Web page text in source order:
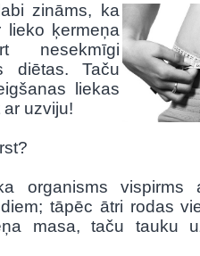
zināms, ka
lieko ķermeņa
nesekmīgi
diētas. Taču
liekas
uzviju!
organisms vispirms
tāpēc ātri rodas
masa, taču tauku